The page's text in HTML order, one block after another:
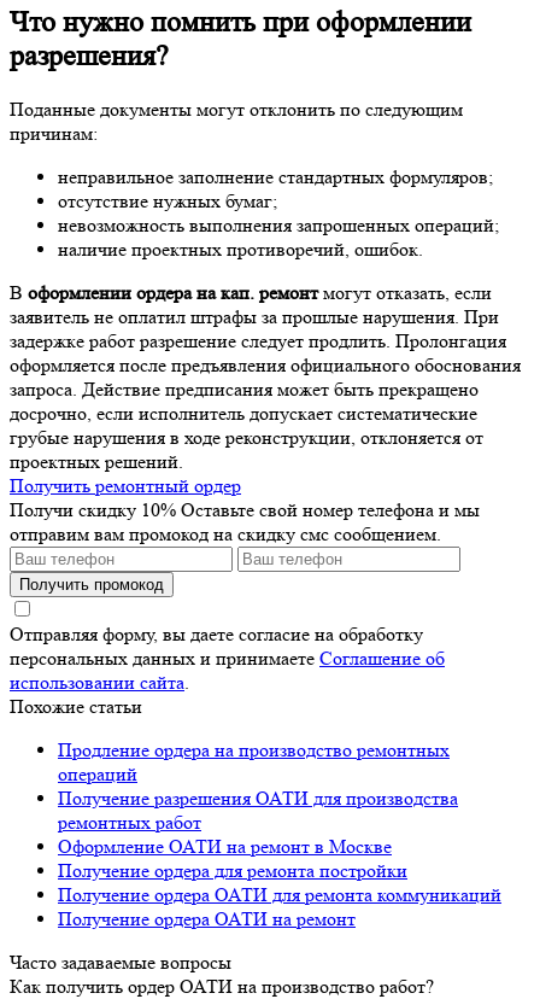
Что нужно помнить при оформлении
разрешения?
Поданные документы могут отклонить по следующим
причинам:
неправильное заполнение стандартных формуляров;
отсутствие нужных бумаг;
невозможность выполнения запрошенных операций;
наличие проектных противоречий, ошибок.
В оформлении ордера на кап. ремонтмогут отказать, если
заявитель не оплатил штрафы за прошлые нарушения. При
задержке работ разрешение следует продлить. Пролонгация
оформляется после предъявления официального обоснования
запроса. Действие предписания может быть прекращено
досрочно, если исполнитель допускает систематические
грубые нарушения в ходе реконструкции, отклоняется от
проектных решений.
Получить ремонтный ордер
Получи скидку 10% Оставьте свой номер телефона и мы
отправим вам промокод на скидку смс сообщением.
Получить промокод
Отправляя форму, вы даете согласие на обработку
персональных данных и принимаете Соглашение об
использовании сайта
Похожие статьи
Продление ордера на производство ремонтных
операций
Получение разрешения ОАТИ для производства
ремонтных работ
Оформление ОАТИ на ремонт в Москве
Получение ордера для ремонта постройки
Получение ордера ОАТИ для ремонта коммуникаций
Получение ордера ОАТИ на ремонт
Часто задаваемые вопросы
Как получить ордер ОАТИ на производство работ?